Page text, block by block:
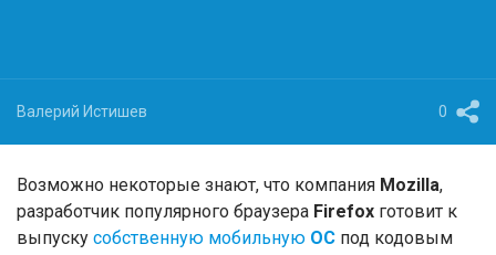
Валерий Истишев 0
Возможно некоторые знают, что компания Mozilla,
разработчик популярного браузера Firefox готовит к
выпуску собственную мобильную ОС под кодовым